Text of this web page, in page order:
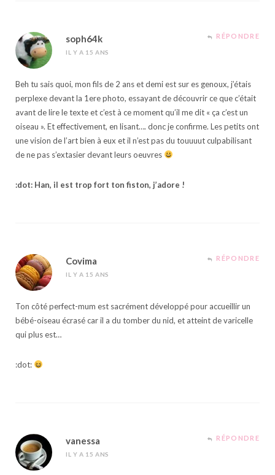
soph64k
IL Y A 15 ANS
RÉPONDRE
Beh tu sais quoi, mon fils de 2 ans et demi est sur es genoux, j’étais
perplexe devant la 1ere photo, essayant de découvrir ce que c’était
avant de lire le texte et c’est à ce moment qu’il me dit « ça c’est un
oiseau ». Et effectivement, en lisant…. donc je confirme. Les petits ont
une vision de l’art bien à eux et il n’est pas du touuuut culpabilisant
de ne pas s’extasier devant leurs oeuvres
:dot: Han, il est trop fort ton fiston, j’adore !
Covima
IL Y A 15 ANS
RÉPONDRE
Ton côté perfect-mum est sacrément développé pour accueillir un
bébé-oiseau écrasé car il a du tomber du nid, et atteint de varicelle
qui plus est…
:dot:
vanessa
IL Y A 15 ANS
RÉPONDRE